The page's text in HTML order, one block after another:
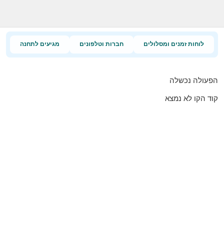
לוחות זמנים ומסלולים חברות וטלפונים מגיעים לתחנה
הפעולה נכשלה
קוד הקו לא נמצא